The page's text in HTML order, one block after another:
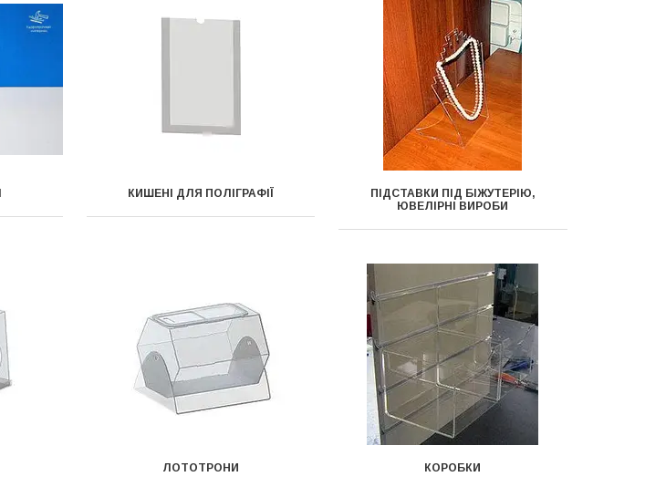
КИШЕНІ ДЛЯ ПОЛІГРАФІЇ
ПІДСТАВКИ ПІД БІЖУТЕРІЮ,
ЮВЕЛІРНІ ВИРОБИ
ЛОТОТРОНИ КОРОБКИ